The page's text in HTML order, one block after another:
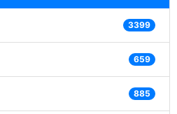
3399
659
885